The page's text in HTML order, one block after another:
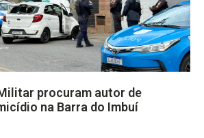
procuram autor de
na Barra do Imbuí